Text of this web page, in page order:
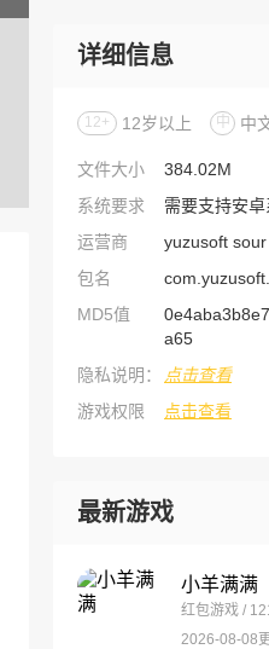
详细信息
12+ 12岁以上 中 中
文件大小
384.02M
系统要求
需要支持安
运营商
yuzusoft sour
包名
MD5值
a65
隐私说明：
点击查看
游戏权限
点击查看
最新游戏
小羊满满
红包游戏 /
2026-08-08